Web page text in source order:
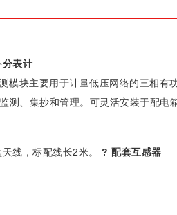
分表计
模块主要用于计量低压网络的三相
测、集抄和管理。可灵活安装于配电
线，标配线长2米。 ? 配套互感器